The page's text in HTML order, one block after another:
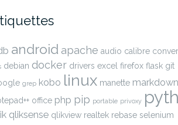
android apache audio calibre
debian docker drivers excel firefox flask git
grep kobo linux manette markdown
office php pip portable privoxy
qliksense qlikview realtek rebase selenium